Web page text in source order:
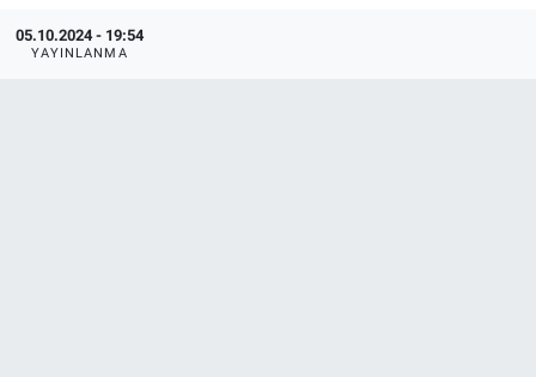
05.10.2024 - 19:54
YAYINLANMA